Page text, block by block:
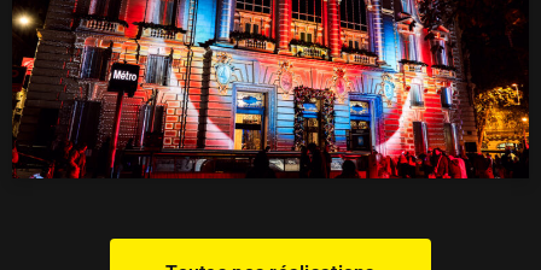
CEPAC
Création Vidéomapping